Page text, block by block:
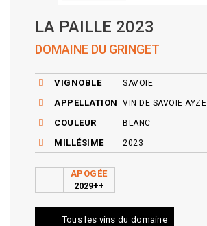
LA PAILLE 2023
DOMAINE DU GRINGET
VIGNOBLE SAVOIE
APPELLATION VIN DE SAVOIE AYZE
COULEUR BLANC
MILLÉSIME 2023
APOGÉE
2029++
Tous les vins du domaine